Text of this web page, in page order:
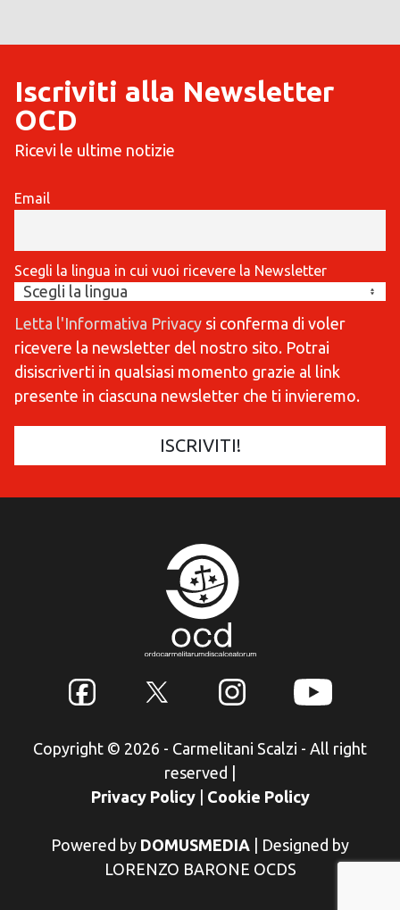
Iscriviti alla Newsletter
OCD
Ricevi le ultime notizie
Email
Scegli la lingua in cui vuoi ricevere la Newsletter
Letta l'Informativa Privacy si conferma di voler
ricevere la newsletter del nostro sito. Potrai
disiscriverti in qualsiasi momento grazie al link
presente in ciascuna newsletter che ti invieremo.
Copyright © 2026 - Carmelitani Scalzi - All right
reserved
Privacy Policy
Cookie Policy
Powered by DOMUSMEDIA
Designed by
LORENZO BARONE OCDS